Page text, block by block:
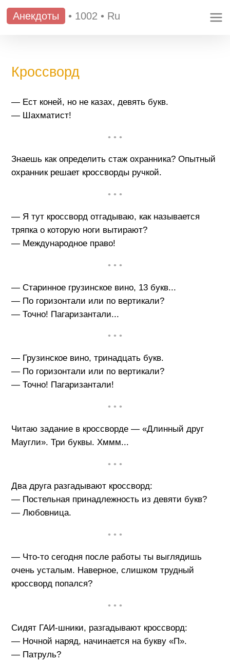
Анекдоты • 1002 • Ru
Кроссворд
— Ест коней, но не казах, девять букв.
— Шахматист!
• • •
Знаешь как определить стаж охранника? Опытный
охранник решает кроссворды ручкой.
• • •
— Я тут кроссворд отгадываю, как называется
тряпка о которую ноги вытирают?
— Международное право!
• • •
— Старинное грузинское вино, 13 букв...
— По горизонтали или по вертикали?
— Точно! Пагаризантали...
• • •
— Грузинское вино, тринадцать букв.
— По горизонтали или по вертикали?
— Точно! Пагаризантали!
• • •
Читаю задание в кроссворде — «Длинный друг
Маугли». Три буквы. Хммм...
• • •
Два друга разгадывают кроссворд:
— Постельная принадлежность из девяти букв?
— Любовница.
• • •
— Что-то сегодня после работы ты выглядишь
очень усталым. Наверное, слишком трудный
кроссворд попался?
• • •
Сидят ГАИ-шники, разгадывают кроссворд:
— Ночной наряд, начинается на букву «П».
— Патруль?